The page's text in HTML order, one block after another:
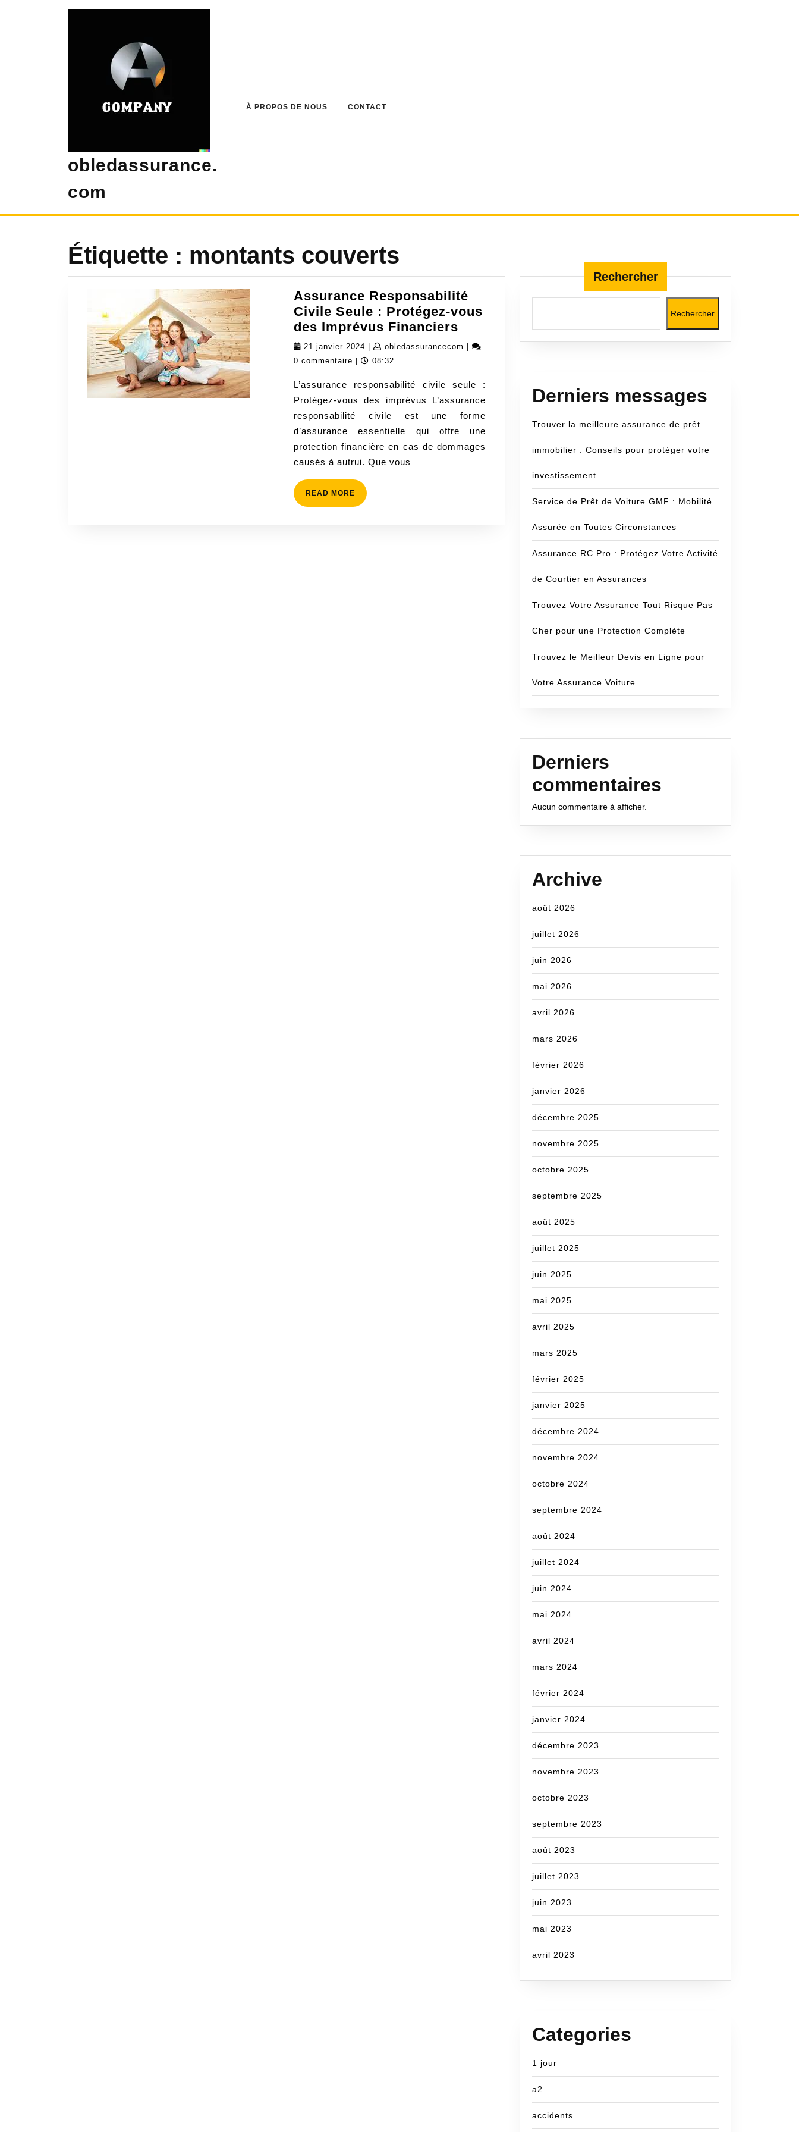
obledassurance.
com
À PROPOS DE NOUS CONTACT
Étiquette : montants couverts
Assurance Responsabilité
Civile Seule : Protégez-vous
des Imprévus Financiers
Responsabilité
:
Protégez-
vous
des
Imprévus
21 janvier 2024 21
janvier
obledassurancecom obledassurancecom
0 commentaire
08:32
L’assurance responsabilité civile seule :
Protégez-vous des imprévus L’assurance
responsabilité civile est une forme
d’assurance essentielle qui offre une
protection financière en cas de dommages
causés à autrui. Que vous
READ MORE READ
MORE
Rechercher
Rechercher
Derniers messages
Trouver la meilleure assurance de prêt
immobilier : Conseils pour protéger votre
investissement
Service de Prêt de Voiture GMF : Mobilité
Assurée en Toutes Circonstances
Assurance RC Pro : Protégez Votre Activité
de Courtier en Assurances
Trouvez Votre Assurance Tout Risque Pas
Cher pour une Protection Complète
Trouvez le Meilleur Devis en Ligne pour
Votre Assurance Voiture
Derniers
commentaires
Aucun commentaire à afficher.
Archive
août 2026
juillet 2026
juin 2026
mai 2026
avril 2026
mars 2026
février 2026
janvier 2026
décembre 2025
novembre 2025
octobre 2025
septembre 2025
août 2025
juillet 2025
juin 2025
mai 2025
avril 2025
mars 2025
février 2025
janvier 2025
décembre 2024
novembre 2024
octobre 2024
septembre 2024
août 2024
juillet 2024
juin 2024
mai 2024
avril 2024
mars 2024
février 2024
janvier 2024
décembre 2023
novembre 2023
octobre 2023
septembre 2023
août 2023
juillet 2023
juin 2023
mai 2023
avril 2023
Categories
1 jour
a2
accidents